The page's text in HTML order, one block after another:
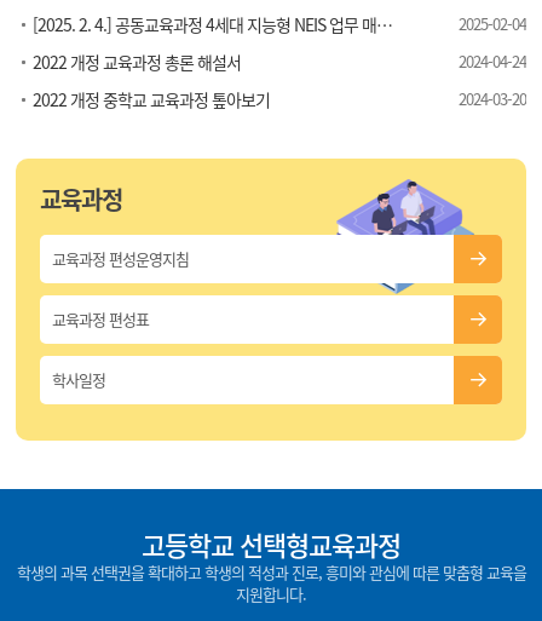
[2025. 2. 4.] 공동교육과정 4세대 지능형 NEIS 업무 매뉴얼 2025-02-04
2022 개정 교육과정 총론 해설서 2024-04-24
2022 개정 중학교 교육과정 톺아보기 2024-03-20
교육과정
교육과정 편성운영지침
교육과정 편성표
학사일정
고등학교 선택형교육과정
학생의 과목 선택권을 확대하고 학생의 적성과 진로, 흥미와 관심에 따른 맞춤형 교육을
지원합니다.